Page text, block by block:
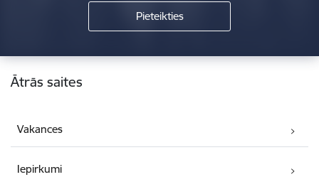
Kājene
Ātrās saites
Vakances
Iepirkumi